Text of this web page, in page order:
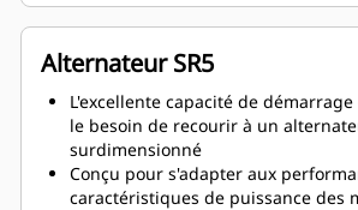
Alternateur SR5
L'excellente capacité de
le besoin de recourir à un
surdimensionné
Conçu pour s'adapter aux
caractéristiques de puissance des